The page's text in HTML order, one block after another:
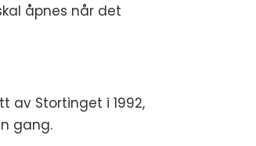
åpnes når det
av Stortinget i 1992,
gang.